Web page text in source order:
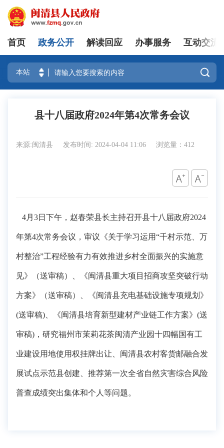
登录
首页 政务公开 解读回应 办事服务 互动交流

县十八届政府2024年第4次常务会议
来源:闽清县 发布时间: 2024-04-04 11:06 浏览量：412
4月3日下午，赵春荣县长主持召开县十八届政府2024
年第4次常务会议，审议《关于学习运用“千村示范、万
村整治”工程经验有力有效推进乡村全面振兴的实施意
见》（送审稿）、《闽清县重大项目招商攻坚突破行动
方案》（送审稿）、《闽清县充电基础设施专项规划》
(送审稿)、《闽清县培育新型建材产业链工作方案》(送
审稿)，研究福州市茉莉花茶闽清产业园十四幅国有工
业建设用地使用权挂牌出让 闽清县农村客货邮融合发
展试点示范县创建 推荐第一次全省自然灾害综合风险
普查成绩突出集体和个人 等问题。